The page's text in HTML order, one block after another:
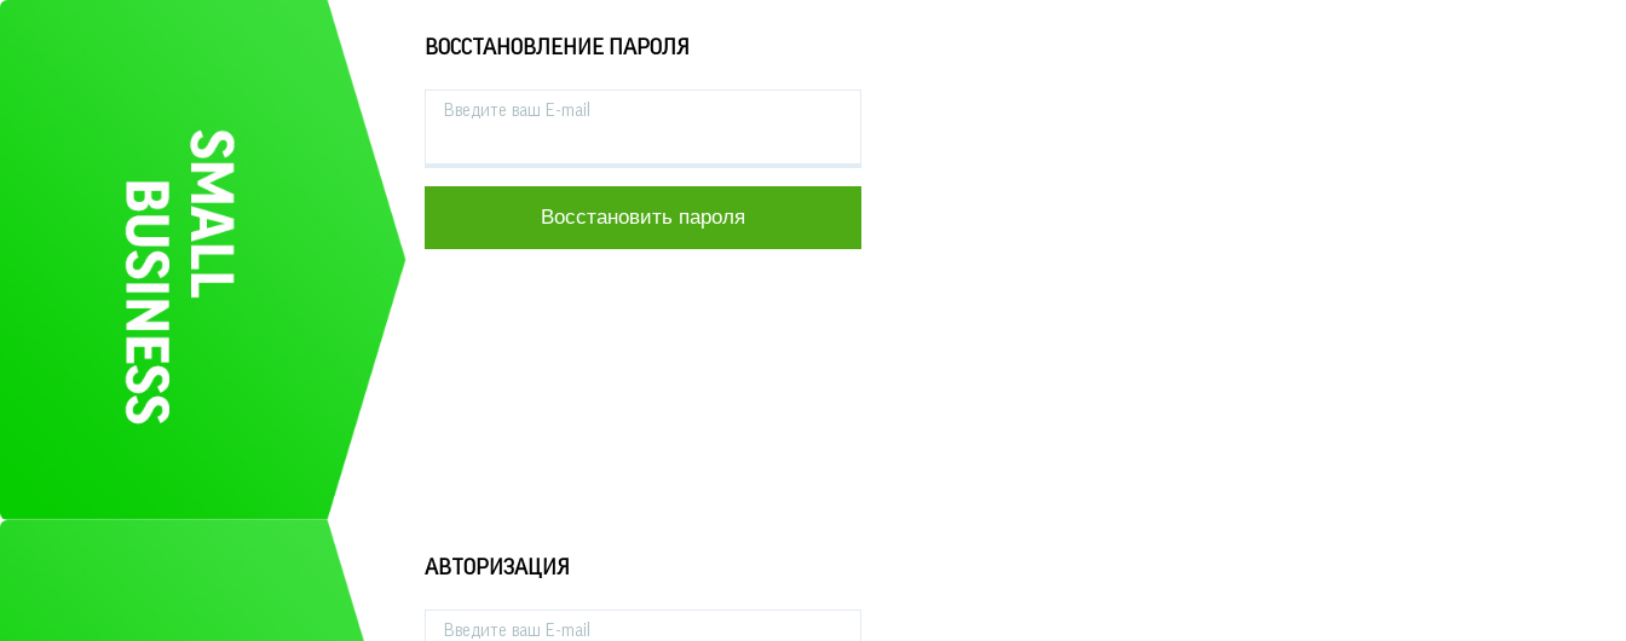
ВОССТАНОВЛЕНИЕ ПАРОЛЯ
Введите ваш E-mail
АВТОРИЗАЦИЯ
Введите ваш E-mail